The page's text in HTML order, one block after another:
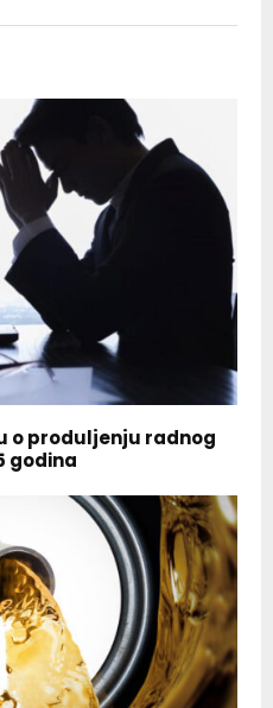
o produljenju radnog
godina